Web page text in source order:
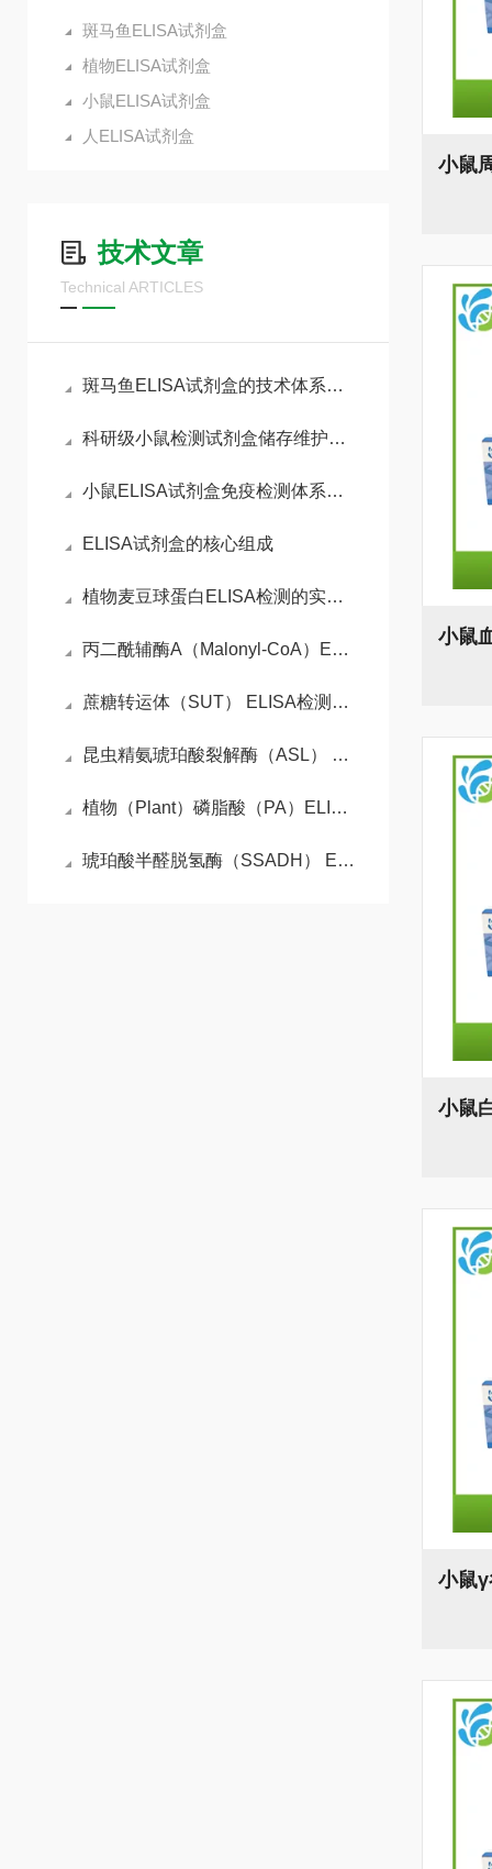
斑马鱼ELISA试剂盒
植物ELISA试剂盒
小鼠ELISA试剂盒
人ELISA试剂盒
技术文章
Technical ARTICLES
斑马鱼ELISA试剂盒的技术体系与实验全流程管控
科研级小鼠检测试剂盒储存维护与平行实验数据稳定性控制技术
小鼠ELISA试剂盒免疫检测体系与动物模型实验实操指南
ELISA试剂盒的核心组成
植物麦豆球蛋白ELISA检测的实验流程
丙二酰辅酶A（Malonyl-CoA）ELISA检测试剂盒检测原理
蔗糖转运体（SUT） ELISA检测试剂盒操作步骤
昆虫精氨琥珀酸裂解酶（ASL） ELISA检测试剂盒检测原理
植物（Plant）磷脂酸（PA）ELISA检测试剂盒检测原理
琥珀酸半醛脱氢酶（SSADH） ELISA检测试剂盒检测原理